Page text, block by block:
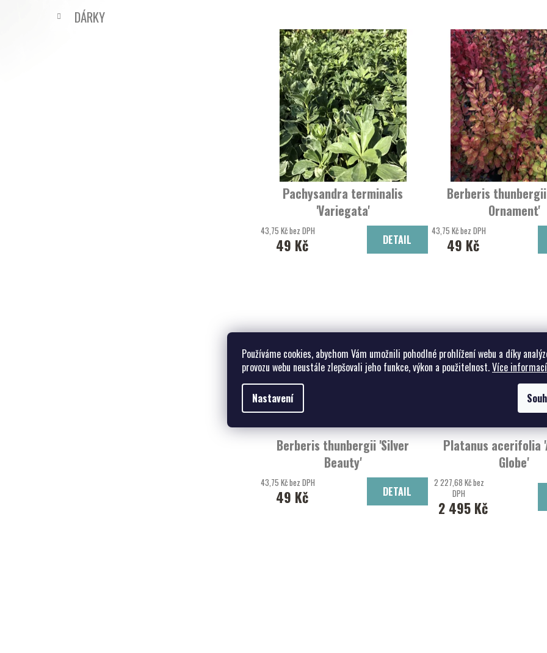
Používáme cookies, abychom Vám umožnili pohodlné prohlížení webu a díky
provozu webu neustále zlepšovali jeho funkce, výkon a použitelnost.Více informací
Nastavení
DÁRKY
Pachysandra terminalis
'Variegata'
Tlustonitník klasnatý 'Variegata'
43,75 Kč bez DPH
49 Kč DETAIL
Berberis
Ornament'
dřišťal Thunbergův
43,75 Kč bez DPH
49 Kč
Berberis thunbergii 'Silver
Beauty'
dřišťál Thunbergův 'Silver Beauty'
43,75 Kč bez DPH
49 Kč DETAIL
Platanus acerifolia
Globe'
platan javorolistý
2 227,68 Kč bez
DPH
2 495 Kč